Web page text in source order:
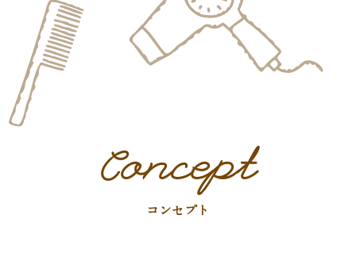
Concept
コンセプト